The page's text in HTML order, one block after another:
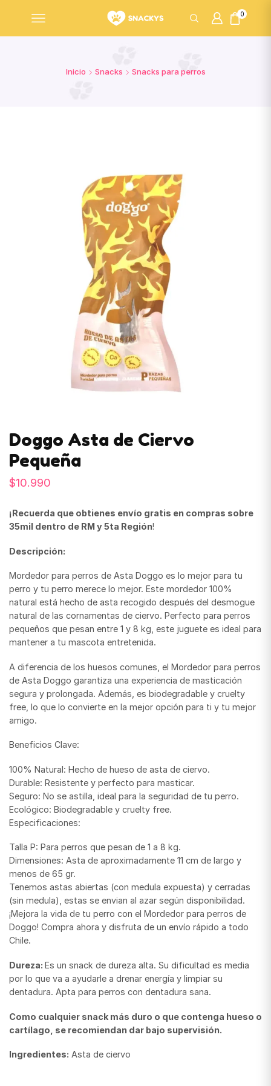
0
Inicio Snacks Snacks para perros
Doggo Asta de Ciervo
Pequeña
$10.990
¡Recuerda que obtienes envío gratis en compras sobre
35mil dentro de RM y 5ta Región!
Descripción:
Mordedor para perros de Asta Doggo es lo mejor para tu
perro y tu perro merece lo mejor. Este mordedor 100%
natural está hecho de asta recogido después del desmogue
natural de las cornamentas de ciervo. Perfecto para perros
pequeños que pesan entre 1 y 8 kg, este juguete es ideal para
mantener a tu mascota entretenida.
A diferencia de los huesos comunes, el Mordedor para perros
de Asta Doggo garantiza una experiencia de masticación
segura y prolongada. Además, es biodegradable y cruelty
free, lo que lo convierte en la mejor opción para ti y tu mejor
amigo.
Beneficios Clave:
100% Natural: Hecho de hueso de asta de ciervo.
Durable: Resistente y perfecto para masticar.
Seguro: No se astilla, ideal para la seguridad de tu perro.
Ecológico: Biodegradable y cruelty free.
Especificaciones:
Talla P: Para perros que pesan de 1 a 8 kg.
Dimensiones: Asta de aproximadamente 11 cm de largo y
menos de 65 gr.
Tenemos astas abiertas (con medula expuesta) y cerradas
(sin medula), estas se envian al azar según disponibilidad.
¡Mejora la vida de tu perro con el Mordedor para perros de
Doggo! Compra ahora y disfruta de un envío rápido a todo
Chile.
Dureza: Es un snack de dureza alta. Su dificultad es media
por lo que va a ayudarle a drenar energía y limpiar su
dentadura. Apta para perros con dentadura sana.
Como cualquier snack más duro o que contenga hueso o
cartílago, se recomiendan dar bajo supervisión.
Ingredientes: Asta de ciervo